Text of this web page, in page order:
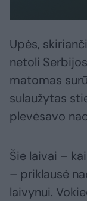
Upės,
netoli
matomas
sulaužytas
plevėsavo
Šie laivai –
– priklausė
laivynui.